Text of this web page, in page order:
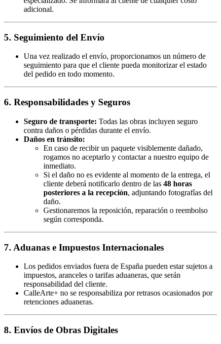
adicional.
5. Seguimiento del Envío
Una vez realizado el envío, proporcionamos un número de
seguimiento para que el cliente pueda monitorizar el estado
del pedido en todo momento.
6. Responsabilidades y Seguros
Seguro de transporte: Todas las obras incluyen seguro
contra daños o pérdidas durante el envío.
Daños en tránsito:
En caso de recibir un paquete visiblemente dañado,
rogamos no aceptarlo y contactar a nuestro equipo de
inmediato.
Si el daño no es evidente al momento de la entrega, el
cliente deberá notificarlo dentro de las 48 horas
posteriores a la recepción, adjuntando fotografías del
daño.
Gestionaremos la reposición, reparación o reembolso
según corresponda.
7. Aduanas e Impuestos Internacionales
Los pedidos enviados fuera de España pueden estar sujetos a
impuestos, aranceles o tarifas aduaneras, que serán
responsabilidad del cliente.
CalleArte+ no se responsabiliza por retrasos ocasionados por
retenciones aduaneras.
8. Envíos de Obras Digitales